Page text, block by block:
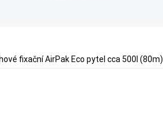
fixační AirPak Eco pytel cca 500l (80m)